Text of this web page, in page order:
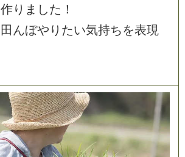
作り ま した ！
田 んぼや り たい気持ちを表現